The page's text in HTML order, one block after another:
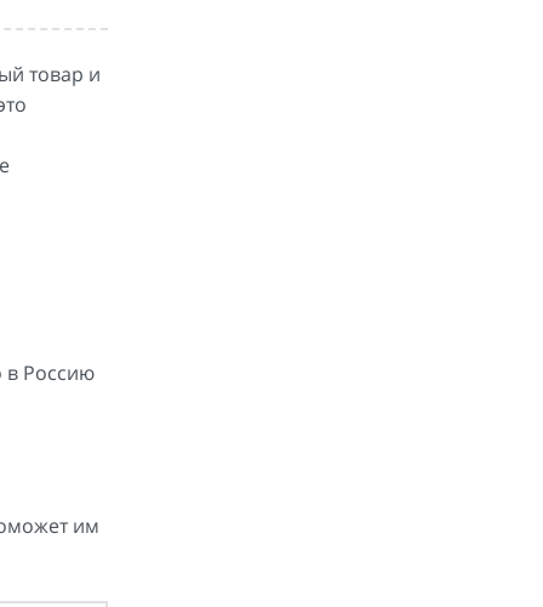
товар и
в Россию
им